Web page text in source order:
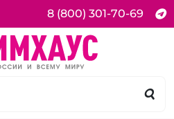
8 (800) 301-70-69